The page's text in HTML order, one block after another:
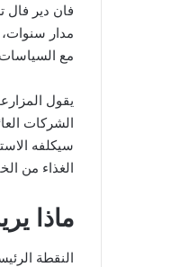
فان دير فال
مدار
مع
يقول
الشركات
سيكلفه
الغذاء من
ماذا
النقطة